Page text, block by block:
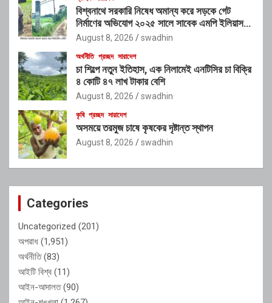
বিশ্বনাথে সরকারি নিষেধ অমান্য করে সড়কে গেট
নির্মাণের অভিযোগ ২০২৫ সালে সাবেক এমপি ইলিয়াস
আলীর নামে নামফলক স্থাপনের অভিযোগ
August 8, 2026 swadhin
অর্থনীতি প্রচ্ছদ সারাদেশ
চা শিল্পে নতুন ইতিহাস, এক নিলামেই এনটিসির চা বিক্রি
৪ কোটি ৪৭ লাখ টাকার বেশি
August 8, 2026 swadhin
কৃষি প্রচ্ছদ সারাদেশ
অসময়ে তরমুজ চাষে কৃষকের দৃষ্টান্ত স্থাপন
August 8, 2026 swadhin
Categories
Uncategorized (201)
অপরাধ (1,951)
অর্থনীতি(83)
আইটি বিশ্ব (11)
আইন-আদালত(90)